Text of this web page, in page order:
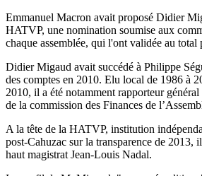
Emmanuel Macron avait proposé Didier
HATVP, une nomination soumise aux
chaque assemblée, qui l'ont validée au
Didier Migaud avait succédé à Philippe
des comptes en 2010. Elu local de 1986 à
2010, il a été notamment rapporteur
de la commission des Finances de
A la tête de la HATVP, institution
post-Cahuzac sur la transparence de 2013,
haut magistrat Jean-Louis Nadal.